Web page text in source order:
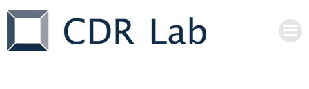
Inhalt
springen